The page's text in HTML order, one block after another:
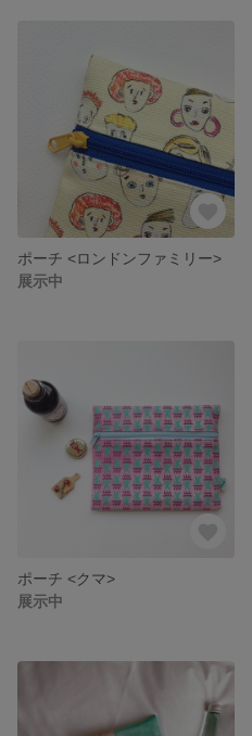
ポーチ <ロンドンファミリー>
展示中
ポーチ <クマ>
展示中